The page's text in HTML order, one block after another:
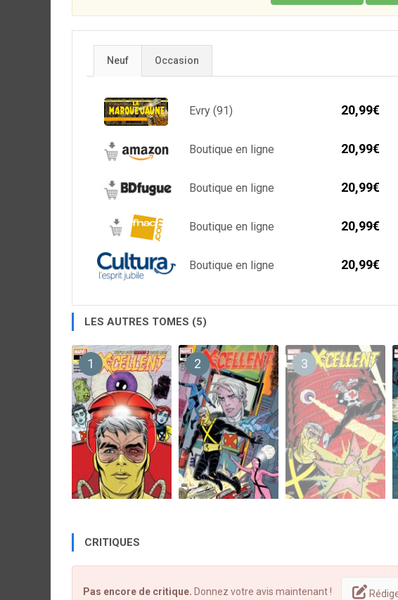
Neuf Occasion
Evry (91) 20,99€
Boutique en ligne 20,99€
Boutique en ligne 20,99€
Boutique en ligne 20,99€
Boutique en ligne 20,99€
LES AUTRES TOMES (5)
1 2 3
CRITIQUES
Pas encore de critique. Donnez votre avis maintenant !